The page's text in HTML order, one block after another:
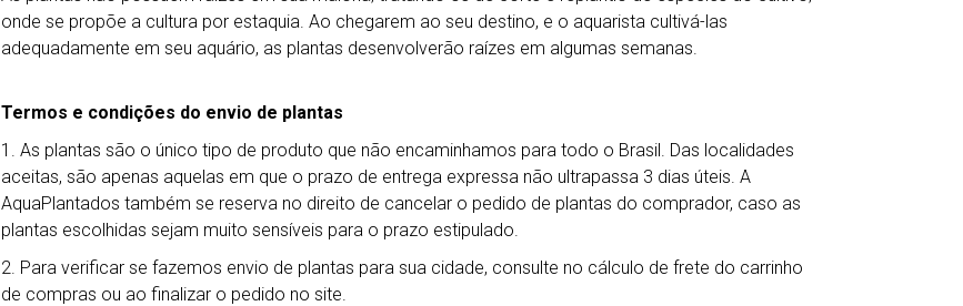
onde se propõe a cultura por estaquia. Ao chegarem ao seu destino, e o aquarista cultivá-las
adequadamente em seu aquário, as plantas desenvolverão raízes em algumas semanas.
Termos e condições do envio de plantas
1. As plantas são o único tipo de produto que não encaminhamos para todo o Brasil. Das localidades
aceitas, são apenas aquelas em que o prazo de entrega expressa não ultrapassa 3 dias úteis. A
AquaPlantados também se reserva no direito de cancelar o pedido de plantas do comprador, caso as
plantas escolhidas sejam muito sensíveis para o prazo estipulado.
2. Para verificar se fazemos envio de plantas para sua cidade, consulte no cálculo de frete do carrinho
de compras ou ao finalizar o pedido no site.